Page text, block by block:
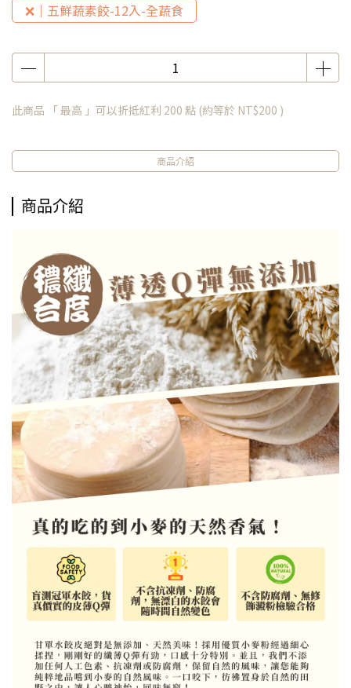
❌｜五鮮蔬素餃-12入-全蔬食
此商品 「 最高 」可以折抵紅利 200 點 (約等於 NT$200 )
商品介紹
商品介紹